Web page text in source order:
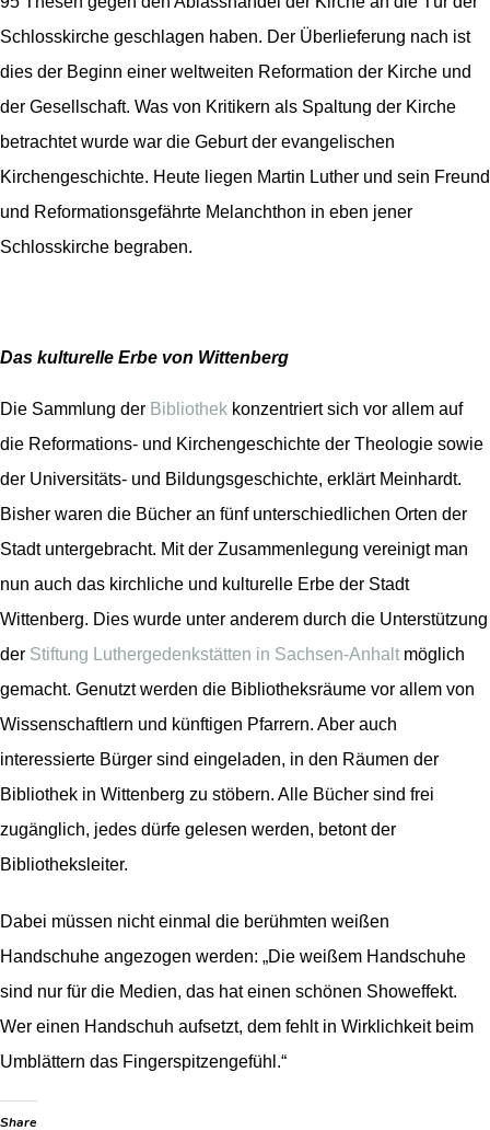
Schlosskirche geschlagen haben. Der Überlieferung nach ist
dies der Beginn einer weltweiten Reformation der Kirche und
der Gesellschaft. Was von Kritikern als Spaltung der Kirche
betrachtet wurde war die Geburt der evangelischen
Kirchengeschichte. Heute liegen Martin Luther und sein Freund
und Reformationsgefährte Melanchthon in eben jener
Schlosskirche begraben.
Das kulturelle Erbe von Wittenberg
Die Sammlung der Bibliothek konzentriert sich vor allem auf
die Reformations- und Kirchengeschichte der Theologie sowie
der Universitäts- und Bildungsgeschichte, erklärt Meinhardt.
Bisher waren die Bücher an fünf unterschiedlichen Orten der
Stadt untergebracht. Mit der Zusammenlegung vereinigt man
nun auch das kirchliche und kulturelle Erbe der Stadt
Wittenberg. Dies wurde unter anderem durch die Unterstützung
der Stiftung Luthergedenkstätten in Sachsen-Anhaltmöglich
gemacht. Genutzt werden die Bibliotheksräume vor allem von
Wissenschaftlern und künftigen Pfarrern. Aber auch
interessierte Bürger sind eingeladen, in den Räumen der
Bibliothek in Wittenberg zu stöbern. Alle Bücher sind frei
zugänglich, jedes dürfe gelesen werden, betont der
Bibliotheksleiter.
Dabei müssen nicht einmal die berühmten weißen
Handschuhe angezogen werden: „Die weißem Handschuhe
sind nur für die Medien, das hat einen schönen Showeffekt.
Wer einen Handschuh aufsetzt, dem fehlt in Wirklichkeit beim
Umblättern das Fingerspitzengefühl.“
Share